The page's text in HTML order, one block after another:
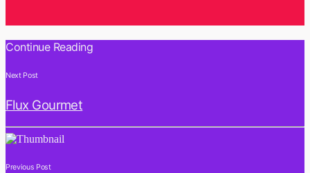
Continue Reading
Next Post
Flux Gourmet
Previous Post